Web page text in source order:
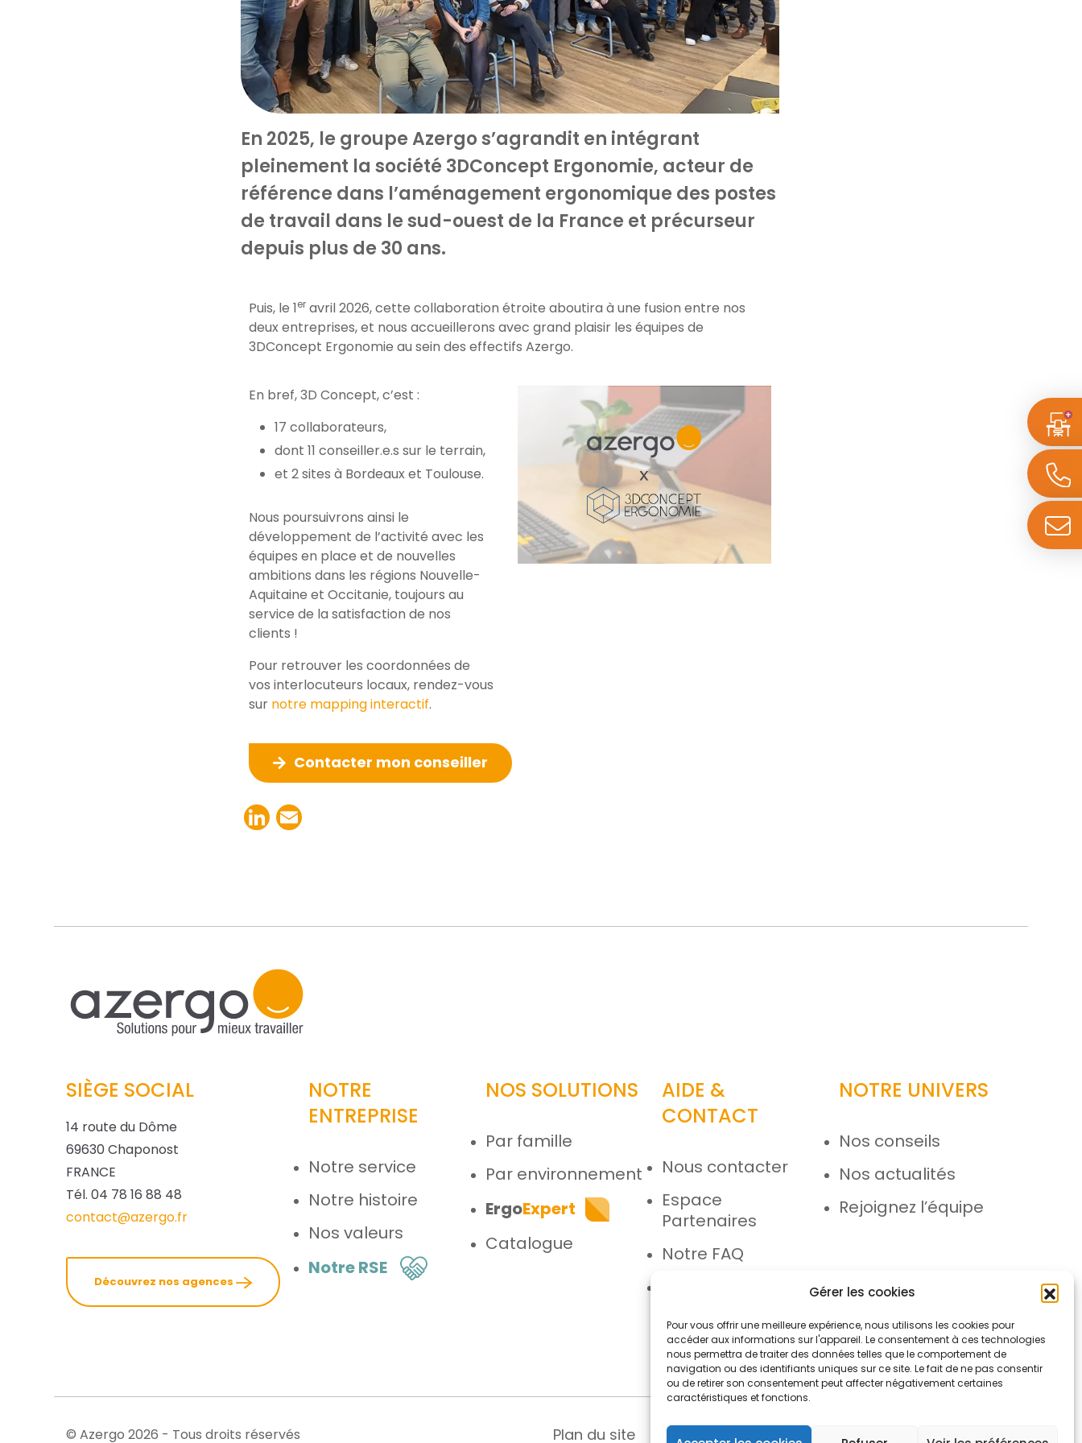
Gérer les cookies
Pour vous offrir une meilleure expérience, nous utilisons les cookies pour
accéder aux informations sur l'appareil. Le consentement à ces technologies
nous permettra de traiter des données telles que le comportement de
navigation ou des identifiants uniques sur ce site. Le fait de ne pas consentir
ou de retirer son consentement peut affecter négativement certaines
caractéristiques et fonctions.
En 2025, le groupe Azergo s’agrandit en intégrant
pleinement la société 3DConcept Ergonomie, acteur de
référence dans l’aménagement ergonomique des postes
de travail dans le sud-ouest de la France et précurseur
depuis plus de 30 ans.
Puis, le 1eravril 2026, cette collaboration étroite aboutira à une fusion entre nos
deux entreprises, et nous accueillerons avec grand plaisir les équipes de
3DConcept Ergonomie au sein des effectifs Azergo.
En bref, 3D Concept, c’est :
17 collaborateurs,
dont 11 conseiller.e.s sur le terrain,
et 2 sites à Bordeaux et Toulouse.
Nous poursuivrons ainsi le
développement de l’activité avec les
équipes en place et de nouvelles
ambitions dans les régions Nouvelle-
Aquitaine et Occitanie, toujours au
service de la satisfaction de nos
clients !
Pour retrouver les coordonnées de
vos interlocuteurs locaux, rendez-vous
sur notre mapping interactif.
Contacter mon conseiller
LinkedIn
Email
SIÈGE SOCIAL
14 route du Dôme
69630 Chaponost
FRANCE
Tél. 04 78 16 88 48
contact@azergo.fr
Découvrez nos agences
NOTRE
ENTREPRISE
Notre service
Notre histoire
Nos valeurs
Notre RSE
NOS SOLUTIONS
Par famille
Par environnement
ErgoExpert
Catalogue
AIDE &
CONTACT
Nous contacter
Espace
Partenaires
Notre FAQ
NOTRE UNIVERS
Nos conseils
Nos actualités
Rejoignez l’équipe
© Azergo 2026 - Tous droits réservés Plan du site Mentions légales Protection des données